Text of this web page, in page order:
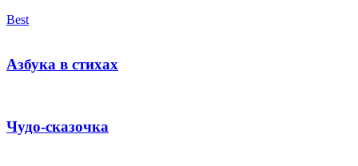
Best
Азбука в стихах
Чудо-сказочка